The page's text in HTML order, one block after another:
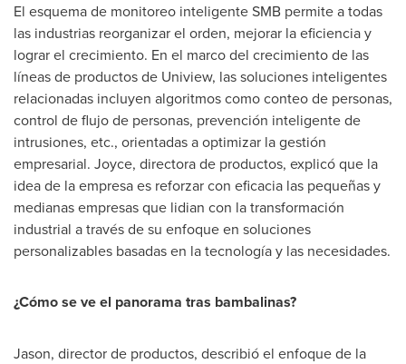
El esquema de monitoreo inteligente SMB permite a todas
las industrias reorganizar el orden, mejorar la eficiencia y
lograr el crecimiento. En el marco del crecimiento de las
líneas de productos de Uniview, las soluciones inteligentes
relacionadas incluyen algoritmos como conteo de personas,
control de flujo de personas, prevención inteligente de
intrusiones, etc., orientadas a optimizar la gestión
empresarial. Joyce, directora de productos, explicó que la
idea de la empresa es reforzar con eficacia las pequeñas y
medianas empresas que lidian con la transformación
industrial a través de su enfoque en soluciones
personalizables basadas en la tecnología y las necesidades.
¿Cómo se ve el panorama tras bambalinas?
Jason, director de productos, describió el enfoque de la